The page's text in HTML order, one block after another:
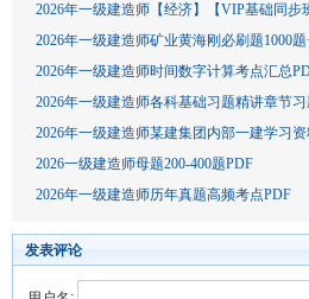
2026年一级建造师【经济】【VIP基础同步
2026年一级建造师矿业黄海刚必刷题1000
2026年一级建造师时间数字计算考点汇总
2026年一级建造师各科基础习题精讲章节
2026年一级建造师某建集团内部一建学习
2026一级建造师母题200-400题PDF
2026年一级建造师历年真题高频考点PDF
发表评论